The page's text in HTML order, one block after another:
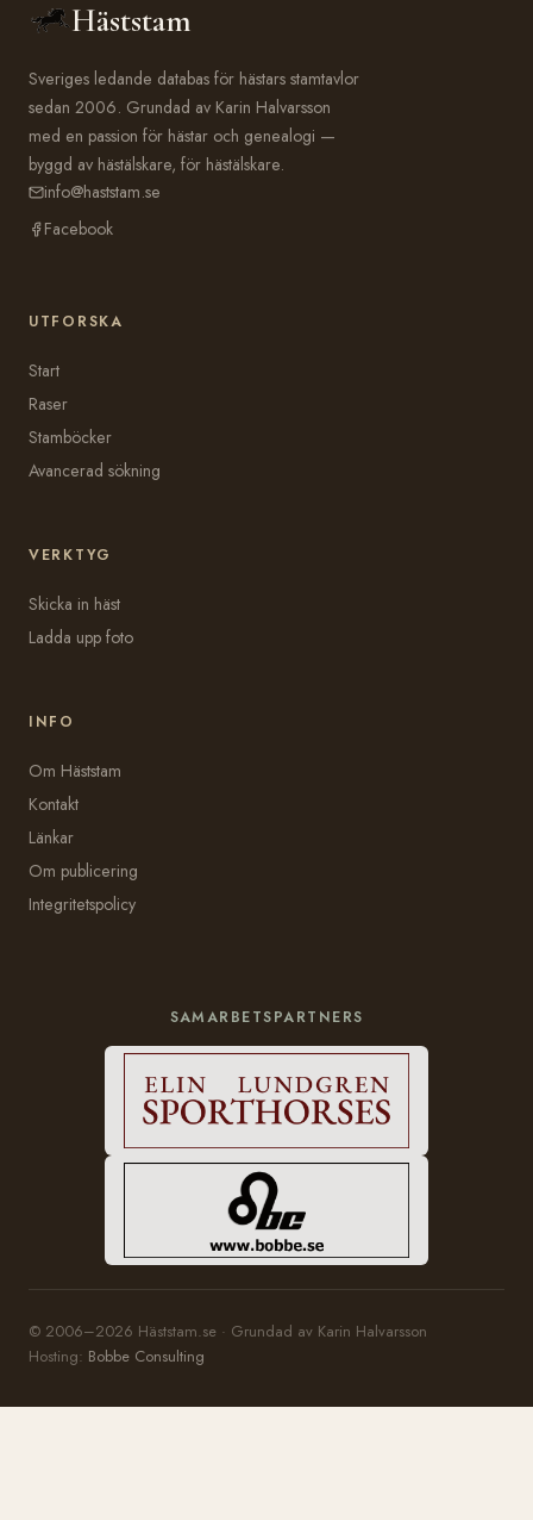
Häststam
Sveriges ledande databas för hästars stamtavlor
sedan 2006. Grundad av Karin Halvarsson
med en passion för hästar och genealogi —
byggd av hästälskare, för hästälskare.
info@haststam.se
Facebook
UTFORSKA
Start
Raser
Stamböcker
Avancerad sökning
VERKTYG
Skicka in häst
Ladda upp foto
INFO
Om Häststam
Kontakt
Länkar
Om publicering
Integritetspolicy
SAMARBETSPARTNERS
© 2006–2026 Häststam.se · Grundad av Karin Halvarsson
Hosting: Bobbe Consulting